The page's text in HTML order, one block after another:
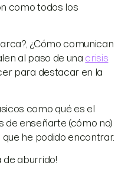
como todos los
¿Cómo comunican
al paso de una crisis
para destacar en la
como qué es el
de enseñarte (cómo no)
he podido encontrar.
de aburrido!